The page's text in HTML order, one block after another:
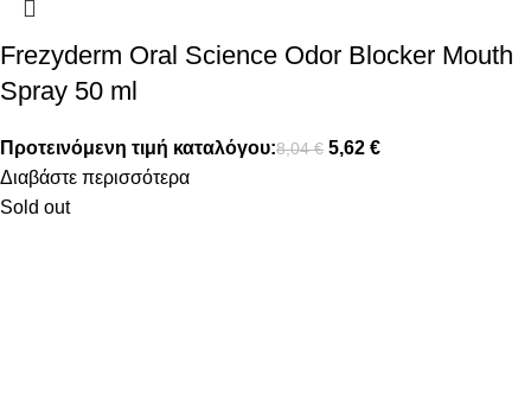
Frezyderm Oral Science Odor Blocker Mouth
Spray 50 ml
Προτεινόμενη τιμή καταλόγου:8,04€ 5,62 €
Διαβάστε περισσότερα
Sold out